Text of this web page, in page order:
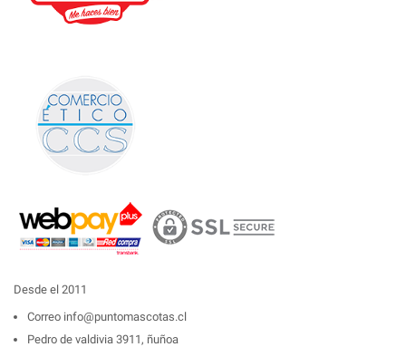
Desde el 2011
Correo info@puntomascotas.cl
Pedro de valdivia 3911, ñuñoa